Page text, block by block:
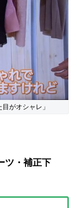
がオシャレ」
ツ・補正下